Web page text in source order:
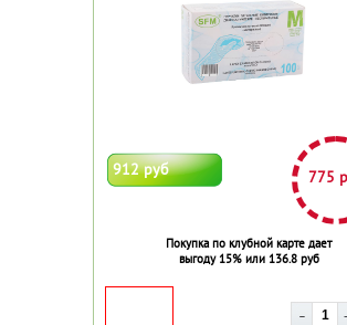
912 руб 775
Покупка по клубной карте дает
выгоду 15% или 136.8 руб